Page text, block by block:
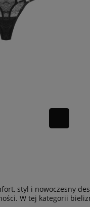
styl i nowoczesny
W tej kategorii